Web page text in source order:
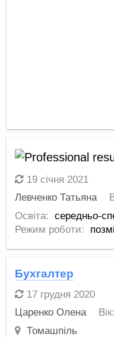
19 січня 2021
Левченко Татьяна
Освіта:
середньо-
Режим роботи:
Бухгалтер
17 грудня 2020
Царенко Олена
Вік:
Томашпіль